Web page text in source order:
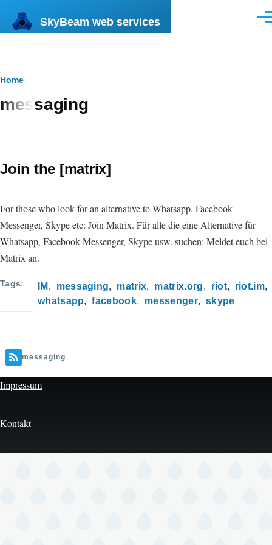
SkyBeam web services
Breadcrumb
Home
messaging
Join the [matrix]
For those who look for an alternative to Whatsapp, Facebook
Messenger, Skype etc: Join Matrix. Für alle die eine Alternative für
Whatsapp, Facebook Messenger, Skype usw. suchen: Meldet euch bei
Matrix an.
Tags IM messaging matrix matrix.org riot
riot.im
whatsapp
facebook messenger skype
messaging
Impressum
Kontakt